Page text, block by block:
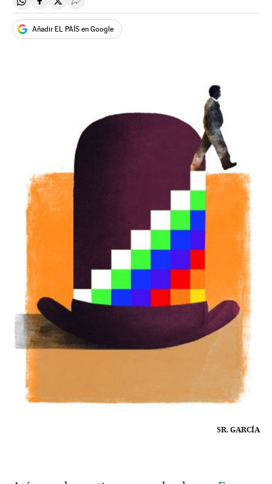
Compartir en Whatsapp
Compartir en Facebook
Compartir en Twitter
Desplegar Redes Sociales
Añadir EL PAÍS en Google
SR. GARCÍA